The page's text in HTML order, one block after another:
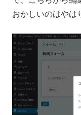
おかしいのはやは